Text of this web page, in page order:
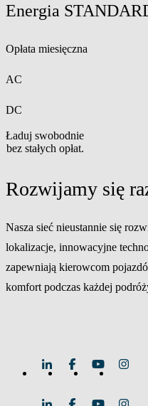
Energia
Opłata miesięczna
AC
DC
Ładuj swobodnie
bez stałych opłat.
Rozwijamy się
Nasza sieć nieustannie się
lokalizacje, innowacyjne
zapewniają kierowcom
komfort podczas każdej